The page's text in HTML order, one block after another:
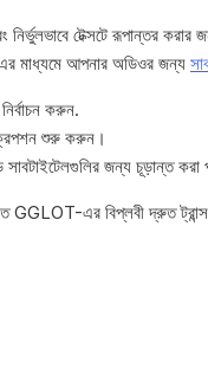
টেক্সটে রূপান্তর
আপনার অডিওর জন্য
করুন.
শুরু করুন।
সাবটাইটেলগুলির জন্য চূড়ান্ত
GGLOT-এর বিপ্লবী দ্রুত